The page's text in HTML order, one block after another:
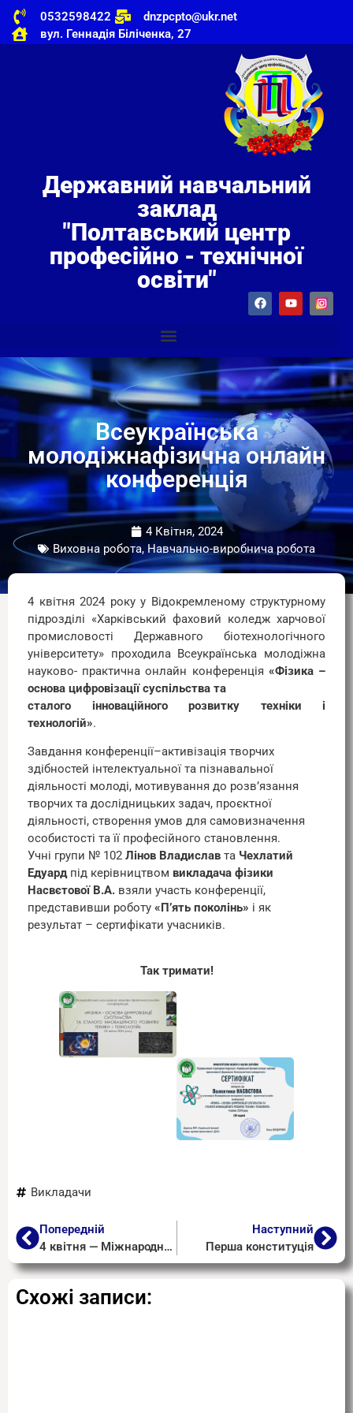
0532598422
dnzpcpto@ukr.net
вул. Геннадія Біліченка, 27
Державний навчальний
заклад
"Полтавський центр
професійно - технічної
освіти"
Всеукраїнська
молодіжнафізична онлайн
конференція
4 Квітня, 2024
Виховна робота, Навчально-виробнича робота
4 квітня 2024 року у Відокремленому структурному
підрозділі «Харківський фаховий коледж харчової
промисловості Державного біотехнологічного
університету» проходила Всеукраїнська молодіжна
науково- практична онлайн конференція «Фізика –
основа цифровізації суспільства та
сталого інноваційного розвитку техніки і
технологій».
Завдання конференції–активізація творчих
здібностей інтелектуальної та пізнавальної
діяльності молоді, мотивування до розв’язання
творчих та дослідницьких задач, проєктної
діяльності, створення умов для самовизначення
особистості та її професійного становлення.
Учні групи № 102 Лінов Владислав та Чехлатий
Едуардпід керівництвом викладача фізики
Насвєтової В.А. взяли участь конференції,
представивши роботу «П’ять поколінь» і як
результат – сертифікати учасників.
Так тримати!
Викладачи
Попередній
4 квітня — Міжнародний день просвіти з питань мінної небезпеки та розмінування
Наступний
Перша конституція
Схожі записи: